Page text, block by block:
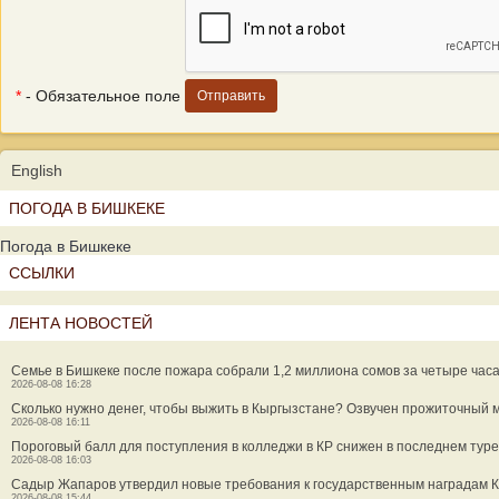
* - Обязательное поле
English
ПОГОДА В БИШКЕКЕ
Погода в Бишкеке
ССЫЛКИ
ЛЕНТА НОВОСТЕЙ
Семье в Бишкеке после пожара собрали 1,2 миллиона сомов за четыре часа
2026-08-08 16:28
Сколько нужно денег, чтобы выжить в Кыргызстане? Озвучен прожиточный
2026-08-08 16:11
Пороговый балл для поступления в колледжи в КР снижен в последнем туре
2026-08-08 16:03
Садыр Жапаров утвердил новые требования к государственным наградам